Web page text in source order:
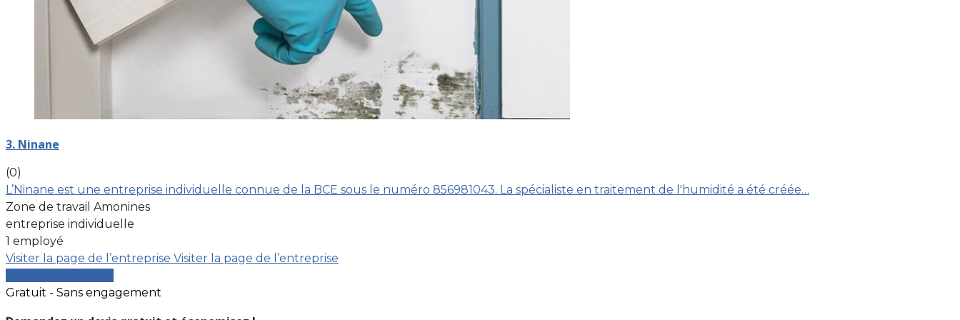
3. Ninane
(0)
L’Ninane est une entreprise individuelle connue de la BCE sous le numéro 856981043. La spécialiste en traitement de l'humidité a été créée…
Zone de travail Amonines
entreprise individuelle
1 employé
Visiter la page de l’entreprise Visiter la page de l’entreprise
Gratuit - Sans engagement